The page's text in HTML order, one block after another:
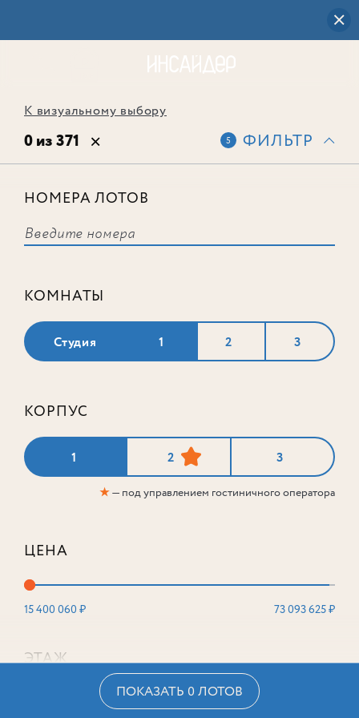
К визуальному выбору
0 из 371 5 ФИЛЬТР
НОМЕРА ЛОТОВ
КОМНАТЫ
Студия 1 2 3
КОРПУС
1 2 3
★— под управлением гостиничного оператора
ЦЕНА
15 400 060 ₽ 73 093 625 ₽
ЭТАЖ
ПОКАЗАТЬ 0 ЛОТОВ
соответствует ни одного лота